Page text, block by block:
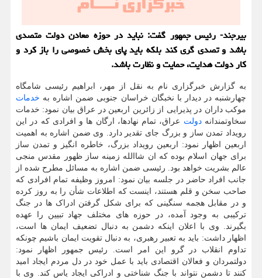
بیرجند- رئیس جمهور گفت: نباید در حوزه معادن دولت متصدی
باشد و تصدی گری کند بلکه باید پای بخش خصوصی را باز کرد و
کار دولت هدایت، حمایت و نظارت باشد.
به گزارش خبرگزاری نام به نقل از مهر، ابراهیم رئیسی شامگاه
چهارشنبه در دیدار با نخبگان خراسان جنوبی ضمن اشاره به خدمات
موکب داران در پذیرایی از زائرین اربعین در عراق بیان نمود: خدمات
سخاوتمندانهدولت عراق، تمام نهادها، ارگان ها و افرادی که در این
رویداد تمدن ساز و بزرگ جای تقدیر دارد. وی ضمن اشاره به اهمیت
اربعین اظهار نمود: اربعین رویداد بزرگ، خاطره انگیز و تمدن ساز
برای جهان اسلام بوده که ان شاالله زمینه ساز ظهور مقدس منجی
عالم بشریت خواهد بود. رئیسی ضمن اشاره به مسائل مطرح شده از
جانب افراد حاضر در جلسه بیان نمود: امروز وظیفه تمام افرادی که
صاحب سخن و قلم هستند، اینست که اطلاعات شأن را به روز کرده
و در مقابل هجمه سنگینی که برای شکل گرفتن ادراک ها در جنگ
ترکیبی به وجود آمده، در حوزه های مختلف جهاد تبیین را عهده
بگیرند. وی با اعلان اینکه دشمن به دنبال تضعیف ایمان ها است،
اظهار داشت: باید به تعبیر رهبری، به دنبال تقویت ایمان باشیم چونکه
تداوم انقلاب در گرو این امر است. رئیس جمهور اظهار نمود:
دولتمردان و فعالان اقتصادی باید با عمل خود در دل مردم ایجاد امید
کنند تا دشمن نتواند با جنگ شناختی و ادراکی ایجاد یاس کند. وی با